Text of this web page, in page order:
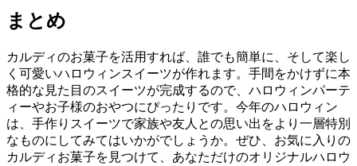
まとめ
カルディのお菓子を活用すれば、誰でも簡単に、そして楽し
く可愛いハロウィンスイーツが作れます。手間をかけずに本
格的な見た目のスイーツが完成するので、ハロウィンパーテ
ィーやお子様のおやつにぴったりです。今年のハロウィン
は、手作りスイーツで家族や友人との思い出をより一層特別
なものにしてみてはいかがでしょうか。ぜひ、お気に入りの
カルディお菓子を見つけて、あなただけのオリジナルハロウ